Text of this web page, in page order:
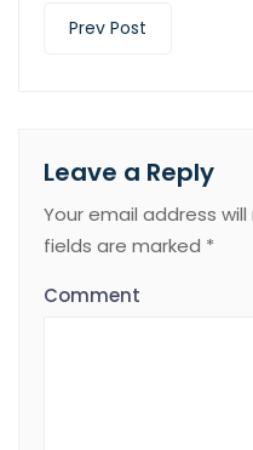
Prev Post
Leave a Reply
Your email address
fields are marked *
Comment